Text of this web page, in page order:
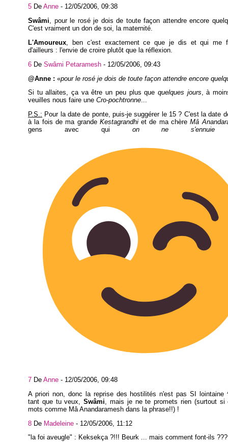
5 De Anne - 12/05/2006, 09:38
Swâmi, pour le rosé je dois de toute façon attendre encore
C'est vraiment un don de soi, la maternité.
L'Amoureux, ben c'est exactement ce que je dis et qui me
d'ailleurs : l'envie de croire plutôt que la réflexion.
6 De Swâmi Petaramesh - 12/05/2006, 09:43
@Anne :
pour le rosé je dois de toute façon attendre encore
Si tu allaites, ça va être un peu plus que quelques jours, à
veuilles nous faire une Cro-pochtronne...
P.S.: Pour la date de ponte, puis-je suggérer le 15 ? C'est la date
à la fois de ma grande Kestagrandhiet de ma chèreMâ
gens avec qui on ne s'ennuie
7 De Anne - 12/05/2006, 09:48
A priori non, donc la reprise des hostilités n'est pas SI lointaine
tant que tu veux,Swâmi , mais je ne te promets rien (surtout si
mots comme Mâ Anandaramesh dans la phrase!!) !
8 De Madeleine - 12/05/2006, 11:12
"la foi aveugle" : Keksekça ?!!! Beurk ... mais comment font-ils